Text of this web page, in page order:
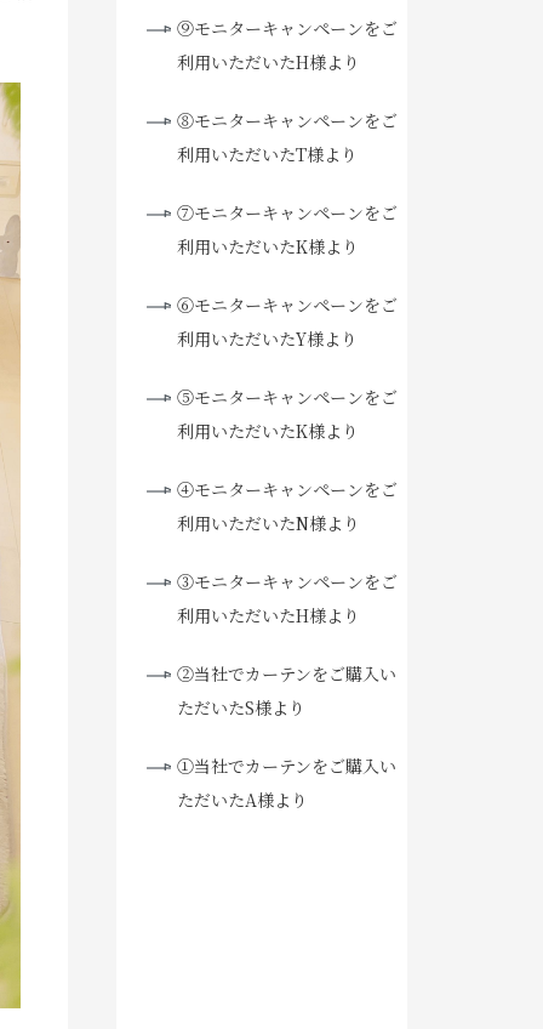
⑨モニターキャンペーンをご
利用いただいたH様より
⑧モニターキャンペーンをご
利用いただいたT様より
⑦モニターキャンペーンをご
利用いただいたK様より
⑥モニターキャンペーンをご
利用いただいたY様より
⑤モニターキャンペーンをご
利用いただいたK様より
④モニターキャンペーンをご
利用いただいたN様より
③モニターキャンペーンをご
利用いただいたH様より
②当社でカーテンをご購入い
ただいたS様より
①当社でカーテンをご購入い
ただいたA様より